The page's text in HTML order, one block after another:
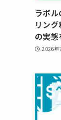
ラボ
リン
の実態
2026年